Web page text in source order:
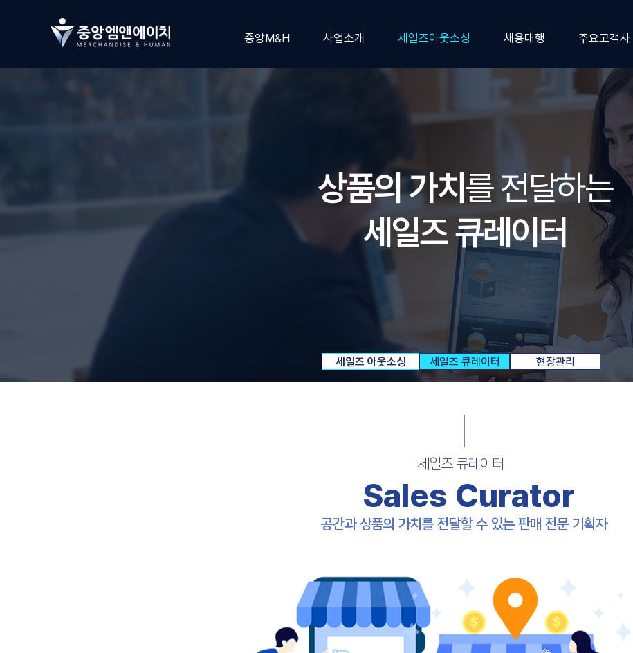
중앙M&H 사업소개 세일즈아웃소싱 채용대행 주요고객사
상품의 가치를 전달하는
세일즈 큐레이터
세일즈 아웃소싱 세일즈 큐레이터 현장관리
세일즈 큐레이터
공간과 상품의 가치를 전달할 수 있는 판매 전문 기획자
Sales Curator